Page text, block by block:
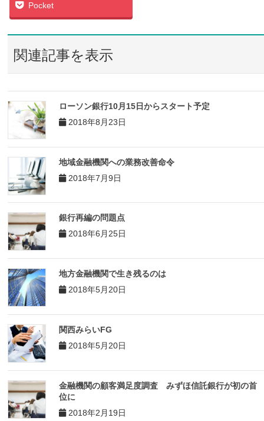
Pocket
関連記事を表示
ローソン銀行10月15日からスタート予定
2018年8月23日
地域金融機関への業務改善命令
2018年7月9日
銀行再編の問題点
2018年6月25日
地方金融機関で生き残るのは
2018年5月20日
関西みらいFG
2018年5月20日
金融機関の顧客満足度調査 みずほ信託銀行が初の首
位に
2018年2月19日